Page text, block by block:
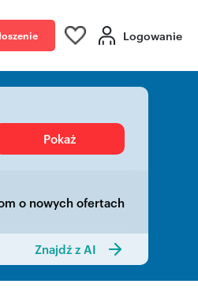
Logowanie
Pokaż
o nowych ofertach
Znajdź z AI